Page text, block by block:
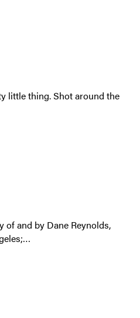
little thing. Shot around the
of and by Dane Reynolds,